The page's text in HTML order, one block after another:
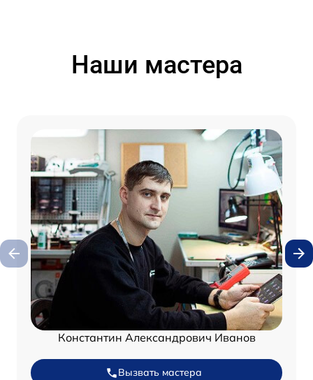
Наши мастера
Константин Александрович Иванов
Вызвать мастера